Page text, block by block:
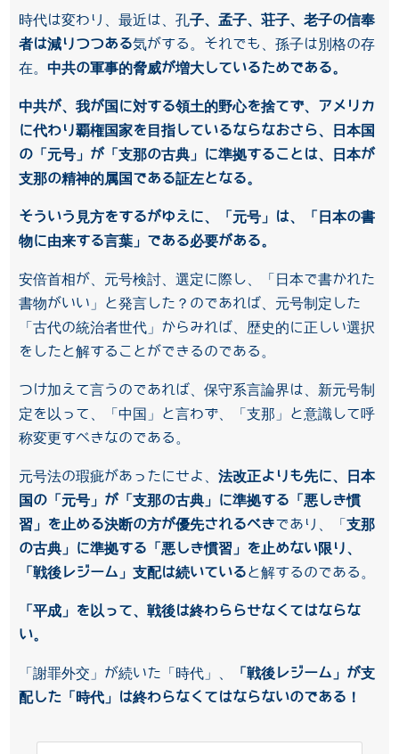
時代は変わり、最近は、孔子、孟子、荘子、老子の信奉
者は減りつつある気がする。それでも、孫子は別格の存
在。 中共の軍事的脅威が増大しているためである。
中共が、我が国に対する領土的野心を捨てず、アメリカ
に代わり覇権国家を目指しているならなおさら、日本国
の「元号」が「支那の古典」に準拠することは、日本が
支那の精神的属国である証左となる。
そういう見方をするがゆえに、「元号」は、「日本の書
物に由来する言葉」である必要がある。
安倍首相が、元号検討、選定に際し、「日本で書かれた
書物がいい」と発言した？のであれば、元号制定した
「古代の統治者世代」からみれば、歴史的に正しい選択
をしたと解することができるのである。
つけ加えて言うのであれば、保守系言論界は、新元号制
定を以って、「中国」と言わず、「支那」と意識して呼
称変更すべきなのである。
元号法の瑕疵があったにせよ、 法改正よりも先に、日本
国の「元号」が「支那の古典」に準拠する「悪しき慣
習」を止める決断の方が優先されるべきであり、「 支那
の古典」に準拠する「悪しき慣習」を止めない限り、
「戦後レジーム」支配は続いていると解するのである。
「平成」を以って、戦後は終わららせなくてはならな
い。
「謝罪外交」が続いた「時代」、
「戦後レジーム」が支
配した「時代」は終わらなくてはならないのである！